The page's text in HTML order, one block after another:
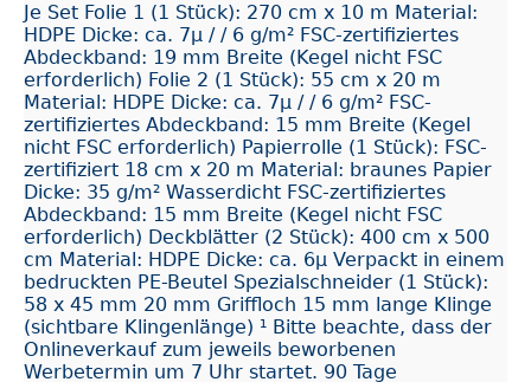
Je Set Folie 1 (1 Stück): 270 cm x 10 m Material:
HDPE Dicke: ca. 7μ / / 6 g/m² FSC-zertifiziertes
Abdeckband: 19 mm Breite (Kegel nicht FSC
erforderlich) Folie 2 (1 Stück): 55 cm x 20 m
Material: HDPE Dicke: ca. 7μ / / 6 g/m² FSC-
zertifiziertes Abdeckband: 15 mm Breite (Kegel
nicht FSC erforderlich) Papierrolle (1 Stück): FSC-
zertifiziert 18 cm x 20 m Material: braunes Papier
Dicke: 35 g/m² Wasserdicht FSC-zertifiziertes
Abdeckband: 15 mm Breite (Kegel nicht FSC
erforderlich) Deckblätter (2 Stück): 400 cm x 500
cm Material: HDPE Dicke: ca. 6μ Verpackt in einem
bedruckten PE-Beutel Spezialschneider (1 Stück):
58 x 45 mm 20 mm Griffloch 15 mm lange Klinge
(sichtbare Klingenlänge) ¹ Bitte beachte, dass der
Onlineverkauf zum jeweils beworbenen
Werbetermin um 7 Uhr startet. 90 Tage